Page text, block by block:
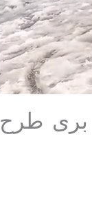
بری طرح